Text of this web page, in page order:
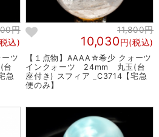
円
込)
ツ
台
急
11,800円
10,030円(税込)
【１点物】AAAA☆希少 クォーツ
インクォーツ 24mm 丸玉(台
座付き) スフィア _C3714【宅急
便のみ】